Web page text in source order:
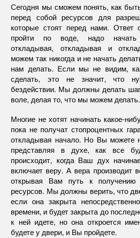
Сегодня мы сможем понять, как
перед собой ресурсов для
которые стоят перед нами. Ответ
пройти по воде, надо начать
откладывая, откладывая и
можем так никогда и не начать
нам делать. Если мы не видим,
сделать, это не значит, что
бездействии. Мы должны делать
воле, делая то, что мы можем делать.
Многие не хотят начинать какое-
пока не получат стопроцентных
откладывая начало. Но Вы можете
представляя в духе, как все
происходит, когда Ваш дух
включает веру. А вера производит
открывая Вам путь к получению
ресурсов. Мы должны верить, что
если она закрыта
времени, и будет закрыта до
к ней идете, но она откроется
будете у двери, и Вы пройдете.